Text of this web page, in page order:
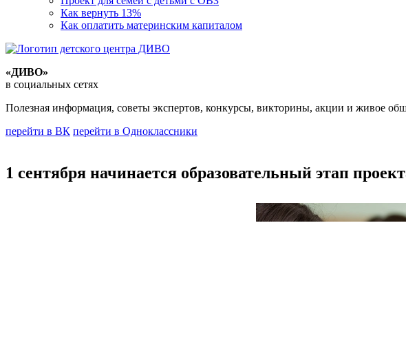
Как вернуть 13%
Как оплатить материнским капиталом
«ДИВО»
в социальных сетях
Полезная информация, советы экспертов, конкурсы, викторины, акции и живое
перейти в ВК перейти в Одноклассники
1 сентября начинается образовательный этап